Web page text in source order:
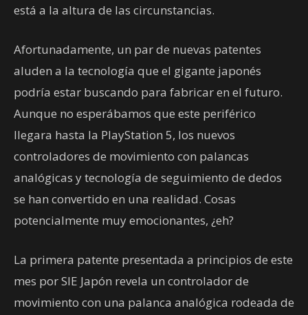
está a la altura de las circunstancias.
Afortunadamente, un par de nuevas patentes
aluden a la tecnología que el gigante japonés
podría estar buscando para fabricar en el futuro.
Aunque no esperábamos que este periférico
llegara hasta la PlayStation 5, los nuevos
controladores de movimiento con palancas
analógicas y tecnología de seguimiento de dedos
se han convertido en una realidad. Cosas
potencialmente muy emocionantes, ¿eh?
La primera patente presentada a principios de este
mes por SIE Japón revela un controlador de
movimiento con una palanca analógica rodeada de